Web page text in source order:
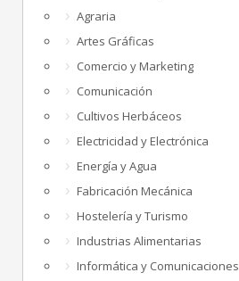
Agraria
Artes Gráficas
Comercio y Marketing
Comunicación
Cultivos Herbáceos
Electricidad y Electrónica
Energía y Agua
Fabricación Mecánica
Hostelería y Turismo
Industrias Alimentarias
Informática y Comunicaciones